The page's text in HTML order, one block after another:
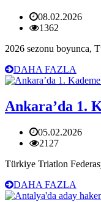
08.02.2026
1362
2026 sezonu boyunca,
DAHA FAZLA
Ankara’da 1.
05.02.2026
2127
Türkiye Triatlon
DAHA FAZLA